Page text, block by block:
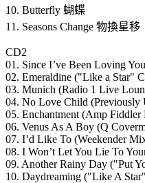
10. Butterfly 蝴蝶
11. Seasons Change 物換星移
CD2
01. Since I’ve Been Loving
02. Emeraldine ("Like a Star"
03. Munich (Radio 1 Live
04. No Love Child (Previously
05. Enchantment (Amp
06. Venus As A Boy (Q
07. I’d Like To (Weekender
08. I Won’t Let You Lie To
09. Another Rainy Day ("Put
10. Daydreaming ("Like A